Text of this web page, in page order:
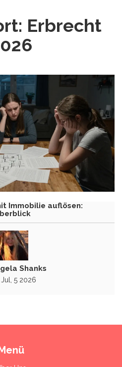
Erbrecht
Immobilie auflösen:
Shanks
Jul, 5 2026